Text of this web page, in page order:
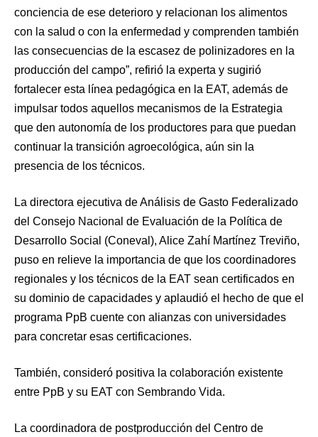
conciencia de ese deterioro y relacionan los alimentos
con la salud o con la enfermedad y comprenden también
las consecuencias de la escasez de polinizadores en la
producción del campo”, refirió la experta y sugirió
fortalecer esta línea pedagógica en la EAT, además de
impulsar todos aquellos mecanismos de la Estrategia
que den autonomía de los productores para que puedan
continuar la transición agroecológica, aún sin la
presencia de los técnicos.
La directora ejecutiva de Análisis de Gasto Federalizado
del Consejo Nacional de Evaluación de la Política de
Desarrollo Social (Coneval), Alice Zahí Martínez Treviño,
puso en relieve la importancia de que los coordinadores
regionales y los técnicos de la EAT sean certificados en
su dominio de capacidades y aplaudió el hecho de que el
programa PpB cuente con alianzas con universidades
para concretar esas certificaciones.
También, consideró positiva la colaboración existente
entre PpB y su EAT con Sembrando Vida.
La coordinadora de postproducción del Centro de